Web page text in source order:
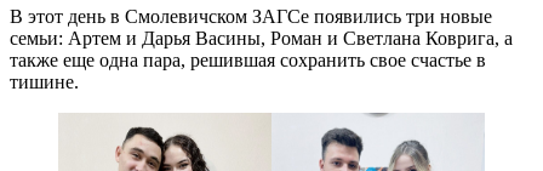
В этот день в Смолевичском ЗАГСе появились три новые
семьи: Артем и Дарья Васины, Роман и Светлана Коврига, а
также еще одна пара, решившая сохранить свое счастье в
тишине.